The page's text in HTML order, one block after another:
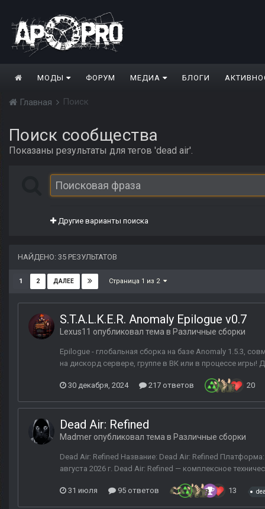
МОДЫ ФОРУМ МЕДИА БЛОГИ
Главная Поиск
Поиск сообщества
Показаны результаты для тегов 'dead air'.
Другие варианты поиска
НАЙДЕНО: 35 РЕЗУЛЬТАТОВ
1 2 ДАЛЕЕ Страница 1 из 2
S.T.A.L.K.E.R. Anomaly Epilogue v0.7
Lexus11 опубликовал тема в Различные сборки
Epilogue - глобальная сборка на базе Anomaly 1.5.3,
на дискорд сервере, группе в ВК или в процессе
30 декабря, 2024 217 ответов 20
Dead Air: Refined
Madmer опубликовал тема в Различные сборки
Dead Air: Refined Название: Dead Air: Refined
августа 2026 г. Dead Air: Refined — комплексное
31 июля 95 ответов 13